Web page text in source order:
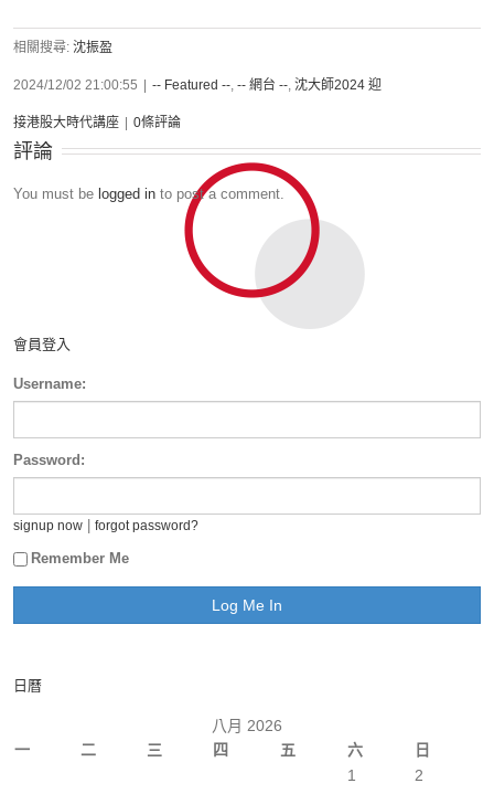
相關搜尋: 沈振盈
2024/12/02 21:00:55 -- Featured --, -- 網台 --, 沈大師2024 迎
接港股大時代講座 0條評論
評論
You must be logged in to post a comment.
會員登入
Username:
Password:
signup now forgot password?
Remember Me
日曆
八月 2026
一
二 三 四 五 六
日
1
2